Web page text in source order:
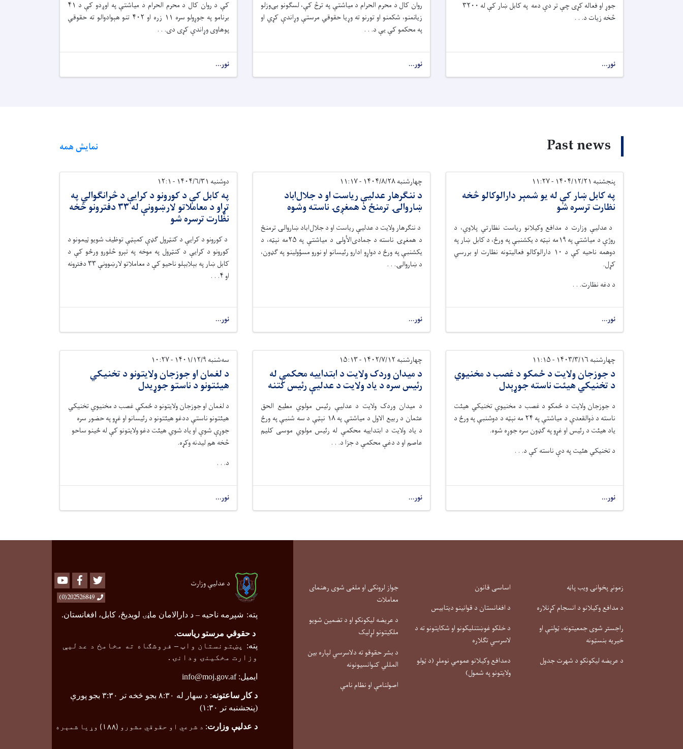
جوړاو فعاله کړیچې
تر دې‌ دمه په کابل ښار کې له ۳۲۰۰
څخه زیات د. . .
نور...
روان کال د محرم الحرام د میاشتې په ترڅ کې، لسګونو بی‌وزلو
زیانمنو، شکمنو او تورنو ته وړیا حقوقي مرستې وړاندې کړي او
په محکمو کې يې د. . .
نور...
کې د روان کال د محرم الحرام د میاشتې په اوږدو کې د ۴۱
برنامو په جوړولو سره ۱۱ زره او ۴۰۲ تنو هېوادوالو ته حقوقي
پوهاوی وړاندې کړی دی. . .
نور...
Past news نمایش همه
پنجشنبه ۱۴۰۴/۱۲/۲۱ - ۱۱:۲۷
په کابل ښار کې له یو شمېر دارالوکالو څخه
نظارت ترسره شو
د عدلیې وزارت د مدافع وکیلانو ریاست نظارتي پلاوي، د
روژې د مياشتې په ۱۹مه نېټه د یکشنبې په ورځ، د کابل ښار په
دوهمه ناحیه کې د ۱۰ دارالوکالو فعالیتونه نظارت او بررسي
کړل.
د دغه نظارت. . .
نور...
چهارشنبه ۱۴۰۴/۸/۲۸ - ۱۱:۱۷
د ننګرهار عدليې رياست او د جلال‌اباد
ښاروالۍ ترمنځ د همغږۍ ناسته وشوه
د ننګرهار ولایت د عدليې رياست او د جلال‌اباد ښاروالۍ ترمنځ
د همغږۍ ناسته د جمادی‌الأولی د میاشتې په ۲۵مه نېټه، د
یکشنبې په ورځ د دواړو ادارو رئیسانو او نورو مسؤولینو په ګډون،
د ښاروالۍ. . .
نور...
دوشنبه ۱۴۰۴/۶/۳۱ - ۱۲:۱
په کابل کې د کورونو د کرایې د څرانګوالي په
تړاو د معاملاتو لارښوونې له ۳۳ دفترونو څخه
نظارت ترسره شو
د کورونو د کرایې د کنټرول ګډې کمېټې توظیف شویو ټیمونو د
کورونو د کرايې د کنټرول په موخه په تېرو څلورو ورځو کې د
کابل ښار په بېلابېلو ناحيو کې د معاملاتو لارښوونې ۳۳ دفترونه
او ۴. . .
نور...
چهارشنبه ۱۴۰۳/۳/۱۶ - ۱۱:۱۵
د جوزجان ولایت د ځمکو د غصب د مخنیوي
د تخنیکي هیئت ناسته جوړېدل
د جوزجان ولایت د ځمکو د غصب د مخنيوي تخنيکي هيئت
ناسته د ذوالقعدې د مياشتې په ۲۴ مه نېټه د دوشنبې په ورځ د
ياد هيئت د رئيس او غړو په ګډون سره جوړه شوه.
د تخنيکي هئيت په دې ناسته کې د. . .
نور...
چهارشنبه ۱۴۰۲/۷/۱۲ - ۱۵:۱۳
د میدان وردک ولایت د ابتداییه محکمې له
رئیس سره د یاد ولایت د عدلیې رئیس کتنه
د میدان وردک ولایت د عدليې رئیس مولوي مطیع الحق
عثمان د ربیع الاول د میاشتې په ۱۸ نېټې د سه شنبې په ورځ
د یاد ولایت د ابتداییه محکمې له رئیس مولوي موسی کلیم
عاصم او د دغې محکمې د جزا د. . .
نور...
سه‌شنبه ۱۴۰۱/۱۲/۹ - ۱۰:۲۷
د لغمان او جوزجان ولایتونو د تخنیکي
هیئتونو د ناستو جوړیدل
د لغمان او جوزجان ولایتونو د ځمکې غصب د مخنیوي تخنیکي
هیئتونو ناستې ددغو هیئتونو د رئیسانو او غړو په حضور سره
جوړې شوې او یاد شوي هیئت دغو ولایتونو کې له ځینو ساحو
څخه هم لیدنه وکړه.
د. . .
نور...
زمونږ پخوانۍ ویب پاڼه
د مدافع وکیلانو د انسجام کړنلاره
راجستر شوی جمعیتونه، ټولنې او
خیریه بنسټونه
د عریضه لیکونکو د شهرت جدول
اساسی قانون
د افغانستان د قوانینو دیتابیس
د خلکو غوښتنلیکونو او شکایتونو ته د
لاسرسي تګلاره
دمدافع وکیلانو عمومي نوملړ (د ټولو
ولایتونو په شمول)
جواز لرونکی او ملغی شوی رهنمای
معاملات
د عریضه لیکونکو او د تضمین شویو
ملکیتونو لړلیک
د بشر حقوقو ته دلاسرسي لپاره بین
المللي کنوانسیونونه
اصولنامې او نظام نامې
د عدلیې وزارت Youtube Facebook
202526849(0)
پته: شپږمه ناحیه – د دارالامان ماڼۍ لویدیځ، کابل، افغانستان.
د حقوقي مرستو ریاست.
پته: پښتونستان واټ – فروشګاه ته مخامخ د عدلیې
وزارت مخکینۍ ودانۍ .
ایمیل:info@moj.gov.af
د کار ساعتونه
: د سهار له ۸:۳۰ بجو څخه تر ۳:۳۰ بجو پورې
(پنجشنبه تر ۱:۳۰)
د عدلیې وزارت: د شرعي او حقوقي مشورو (۱۸۸ ) وړیا شمېره